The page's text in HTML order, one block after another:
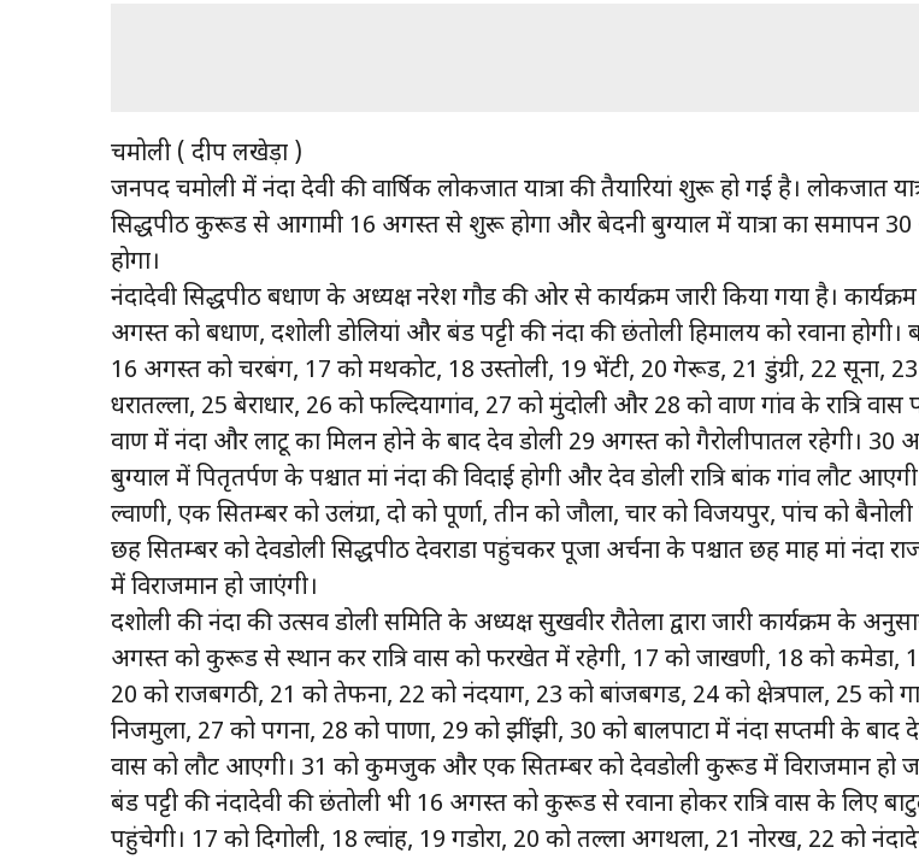
चमोली ( प्रदीप लखेड़ा )
जनपद चमोली में नंदा देवी की वार्षिक लोकजात यात्रा की तैयारियां शुरू हो गई है। लोकजात
सिद्धपीठ कुरूड से आगामी 16 अगस्त से शुरू होगा और बेदनी बुग्याल में यात्रा का समापन
होगा।
नंदादेवी सिद्धपीठ बधाण के अध्यक्ष नरेश गौड की ओर से कार्यक्रम जारी किया गया है।
अगस्त को बधाण, दशोली डोलियां और बंड पट्टी की नंदा की छंतोली हिमालय को रवाना होगी।
16 अगस्त को चरबंग, 17 को मथकोट, 18 उस्तोली, 19 भेंटी, 20 गेरूड, 21 डुंग्री, 22 सूना,
धरातल्ला, 25 बेराधार, 26 को फल्दियागांव, 27 को मुंदोली और 28 को वाण गांव के रात्रि प्रवास
वाण में नंदा और लाटू का मिलन होने के बाद देव डोली 29 अगस्त को गैरोलीपातल रहेगी। 30
बुग्याल में पितृतर्पण के पश्चात मां नंदा की विदाई होगी और देव डोली रात्रि बांक गांव लौट
ल्वाणी, एक सितम्बर को उलंग्रा, दो को पूर्णा, तीन को जौला, चार को विजयपुर, पांच को बैनोली
छह सितम्बर को देवडोली सिद्धपीठ देवराडा पहुंचकर पूजा अर्चना के पश्चात छह माह मां नंदा
में विराजमान हो जाएंगी।
दशोली की नंदा की उत्सव डोली समिति के अध्यक्ष सुखवीर रौतेला द्वारा जारी कार्यक्रम के
अगस्त को कुरूड से प्रस्थान कर रात्रि प्रवास को फरखेत में रहेगी, 17 को जाखणी, 18 को कमेडा,
20 को राजबगठी, 21 को तेफना, 22 को नंदप्रयाग, 23 को बांजबगड, 24 को क्षेत्रपाल, 25 को
निजमुला, 27 को पगना, 28 को पाणा, 29 को झींझी, 30 को बालपाटा में नंदा सप्तमी के बाद
प्रवास को लौट आएगी। 31 को कुमजुक और एक सितम्बर को देवडोली कुरूड में विराजमान हो
बंड पट्टी की नंदादेवी की छंतोली भी 16 अगस्त को कुरूड से रवाना होकर रात्रि प्रवास के लिए
पहुंचेगी। 17 को दिगोली, 18 ल्वांह, 19 गडोरा, 20 को तल्ला अगथला, 21 नोरख, 22 को